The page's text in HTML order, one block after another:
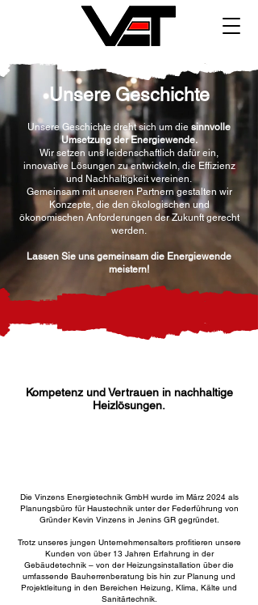
Unsere Geschichte
Unsere Geschichte dreht sich um die sinnvolle
Umsetzung der Energiewende.
Wir setzen uns leidenschaftlich dafür ein,
innovative Lösungen zu entwickeln, die Effizienz
und Nachhaltigkeit vereinen.
Gemeinsam mit unseren Partnern gestalten wir
Konzepte, die den ökologischen und
ökonomischen Anforderungen der Zukunft gerecht
werden.
Lassen Sie uns gemeinsam die Energiewende
meistern!
Kompetenz und Vertrauen in nachhaltige
Heizlösungen.
Die Vinzens Energietechnik GmbH wurde im März 2024 als
Planungsbüro für Haustechnik unter der Federführung von
Gründer Kevin Vinzens in Jenins GR gegründet.
Trotz unseres jungen Unternehmensalters profitieren unsere
Kunden von über 13 Jahren Erfahrung in der
Gebäudetechnik – von der Heizungsinstallation über die
umfassende Bauherrenberatung bis hin zur Planung und
Projektleitung in den Bereichen Heizung, Klima, Kälte und
Sanitärtechnik.